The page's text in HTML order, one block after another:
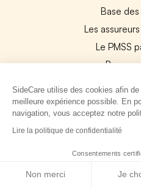
Base
Les
Le PMSS
Les
Tops
Réseaux
Boîte à
Les garanties des
SideCare utilise des cookies afin
meilleure expérience possible. En
navigation, vous acceptez notre
Lire la politique de confidentialité
Consentements
Non merci Je